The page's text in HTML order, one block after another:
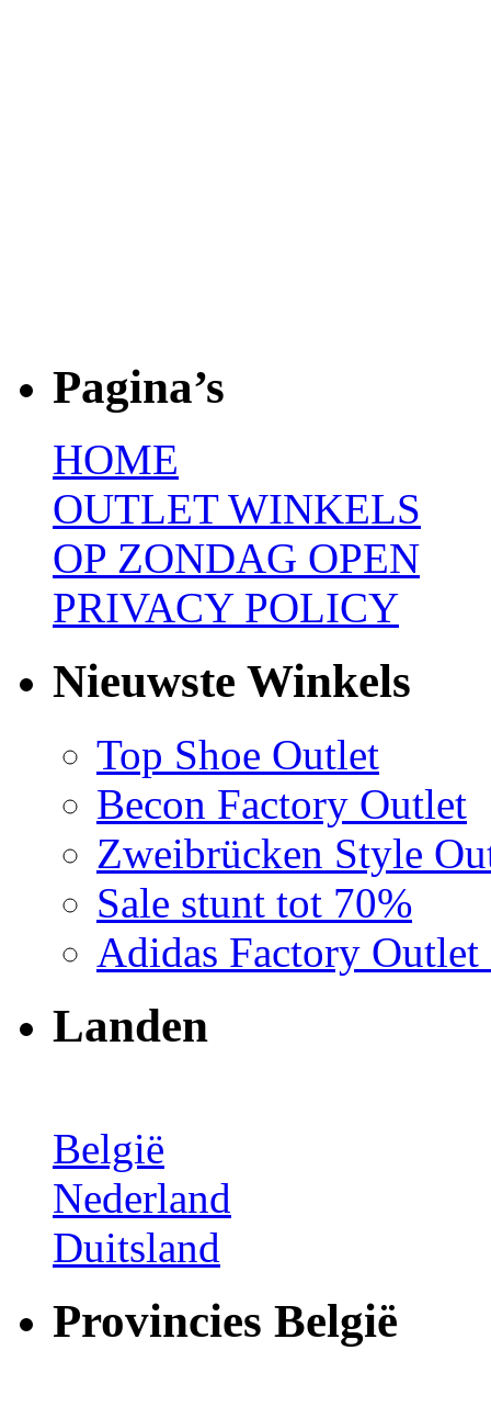
Pagina’s
HOME
OUTLET WINKELS
OP ZONDAG OPEN
PRIVACY POLICY
Nieuwste Winkels
Top Shoe Outlet
Becon Factory Outlet
Zweibrücken Style
Sale stunt tot 70%
Adidas Factory Outlet
Landen
België
Nederland
Duitsland
Provincies België